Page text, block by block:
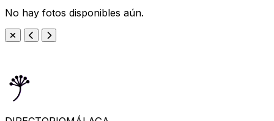
No hay fotos disponibles aún.